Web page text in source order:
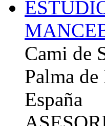
Cami de
Palma
España